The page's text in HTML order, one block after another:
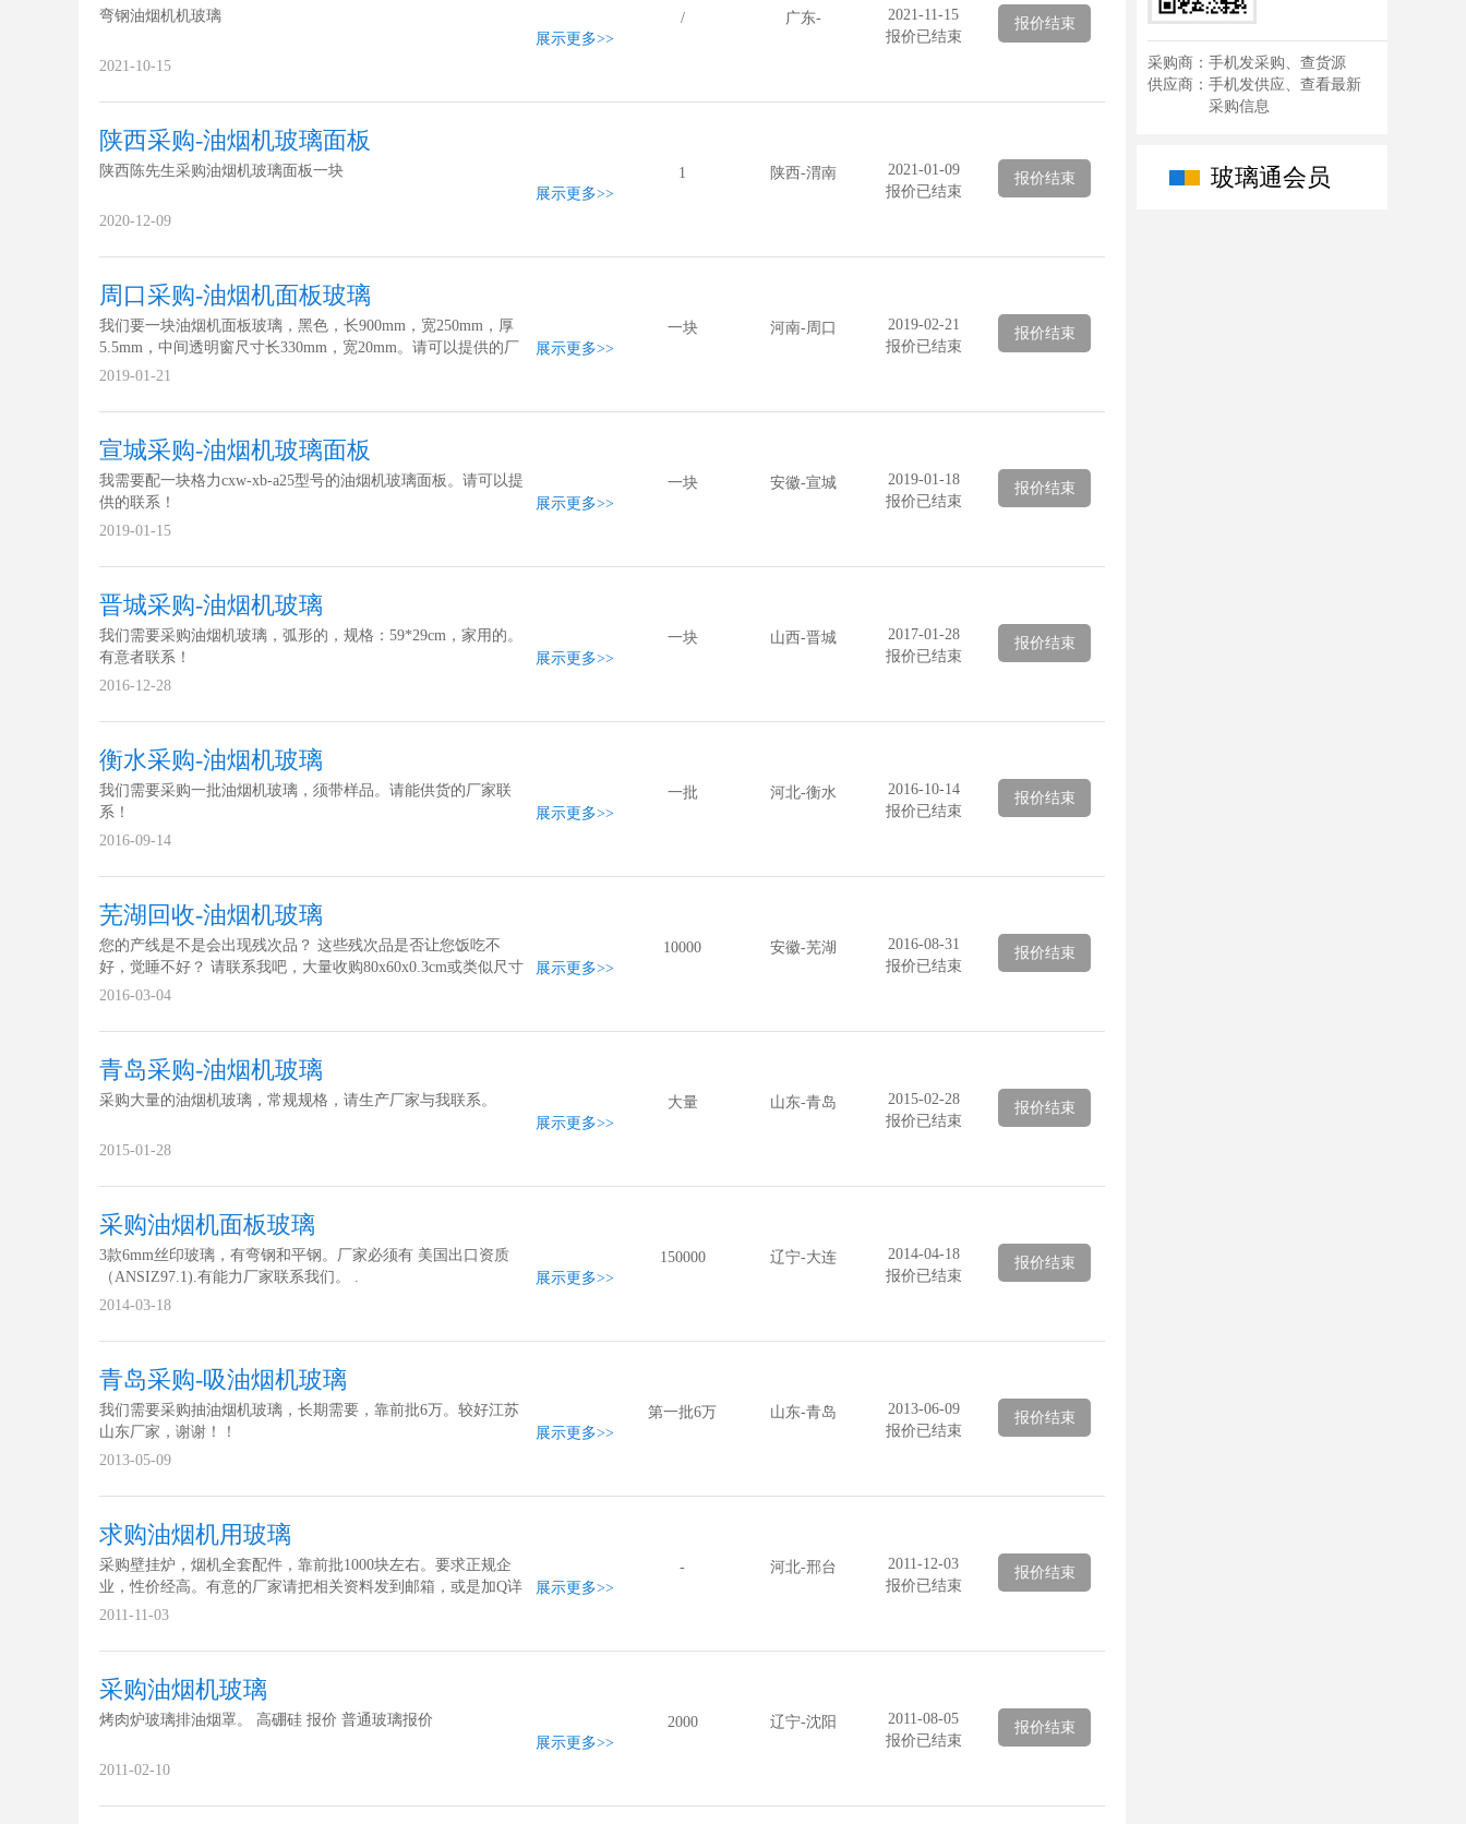
弯钢油烟机机玻璃
展示更多>>
2021-10-15
/ 广东-
2021-11-15
报价已结束
报价结束
陕西采购-油烟机玻璃面板
陕西陈先生采购油烟机玻璃面板一块
展示更多>>
2020-12-09
1 陕西-渭南
2021-01-09
报价已结束
报价结束
周口采购-油烟机面板玻璃
我们要一块油烟机面板玻璃，黑色，长900mm，宽250mm，厚
5.5mm，中间透明窗尺寸长330mm，宽20mm。请可以提供的厂
家尽快联系！
展示更多>>
2019-01-21
一块 河南-周口
2019-02-21
报价已结束
报价结束
宣城采购-油烟机玻璃面板
我需要配一块格力cxw-xb-a25型号的油烟机玻璃面板。请可以提
供的联系！
展示更多>>
2019-01-15
一块 安徽-宣城
2019-01-18
报价已结束
报价结束
晋城采购-油烟机玻璃
我们需要采购油烟机玻璃，弧形的，规格：59*29cm，家用的。
有意者联系！
展示更多>>
2016-12-28
一块 山西-晋城
2017-01-28
报价已结束
报价结束
衡水采购-油烟机玻璃
我们需要采购一批油烟机玻璃，须带样品。请能供货的厂家联
系！
展示更多>>
2016-09-14
一批 河北-衡水
2016-10-14
报价已结束
报价结束
芜湖回收-油烟机玻璃
您的产线是不是会出现残次品？ 这些残次品是否让您饭吃不
好，觉睡不好？ 请联系我吧，大量收购80x60x0.3cm或类似尺寸
的油烟机玻璃。 让您眼不见，心不烦，舒舒服服挣大钱。 让您
展示更多>>
2016-03-04
10000 安徽-芜湖
2016-08-31
报价已结束
报价结束
青岛采购-油烟机玻璃
采购大量的油烟机玻璃，常规规格，请生产厂家与我联系。
展示更多>>
2015-01-28
大量 山东-青岛
2015-02-28
报价已结束
报价结束
采购油烟机面板玻璃
3款6mm丝印玻璃，有弯钢和平钢。厂家必须有 美国出口资质
（ANSIZ97.1).有能力厂家联系我们。 .
展示更多>>
2014-03-18
150000 辽宁-大连
2014-04-18
报价已结束
报价结束
青岛采购-吸油烟机玻璃
我们需要采购抽油烟机玻璃，长期需要，靠前批6万。较好江苏
山东厂家，谢谢！！
展示更多>>
2013-05-09
第一批6万 山东-青岛
2013-06-09
报价已结束
报价结束
求购油烟机用玻璃
采购壁挂炉，烟机全套配件，靠前批1000块左右。要求正规企
业，性价经高。有意的厂家请把相关资料发到邮箱，或是加Q详
聊。
展示更多>>
2011-11-03
- 河北-邢台
2011-12-03
报价已结束
报价结束
采购油烟机玻璃
烤肉炉玻璃排油烟罩。 高硼硅 报价 普通玻璃报价
展示更多>>
2011-02-10
2000 辽宁-沈阳
2011-08-05
报价已结束
报价结束
采购商：手机发采购、查货源
供应商：手机发供应、查看最新
采购信息
玻璃通会员